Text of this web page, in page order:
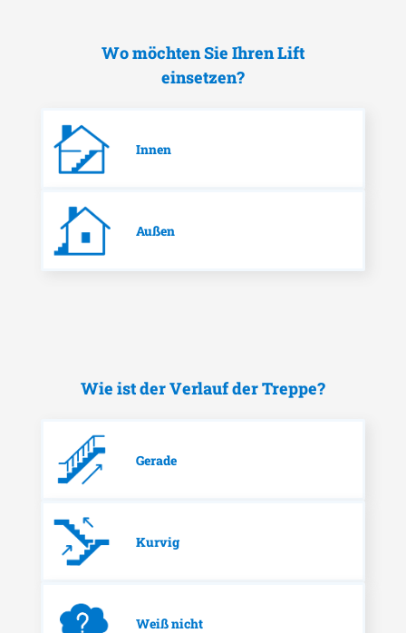
Wo möchten Sie Ihren Lift
einsetzen?
Innen
Außen
Wie ist der Verlauf der Treppe?
Gerade
Kurvig
Weiß nicht